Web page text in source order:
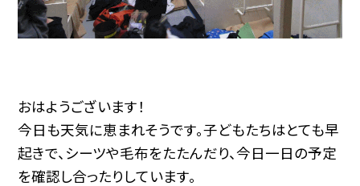
おはようございます！
今日も天気に恵まれそうです。子どもたちはとても早
起きで、シーツや毛布をたたんだり、今日一日の予定
を確認し合ったりしています。